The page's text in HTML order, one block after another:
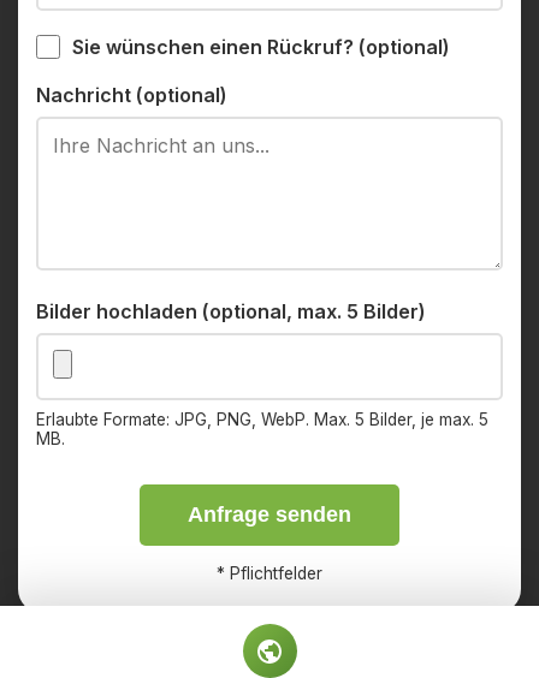
Sie wünschen einen Rückruf? (optional)
Nachricht (optional)
Bilder hochladen (optional, max. 5 Bilder)
Erlaubte Formate: JPG, PNG, WebP. Max. 5 Bilder, je max. 5
MB.
Anfrage senden
* Pflichtfelder